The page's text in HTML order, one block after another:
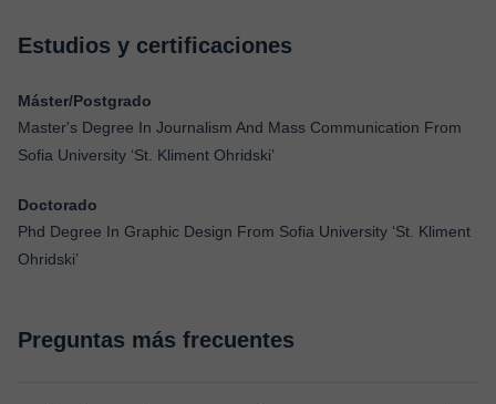
Estudios y certificaciones
Máster/Postgrado
Master's Degree In Journalism And Mass Communication From
Sofia University ‘St. Kliment Ohridski’
Doctorado
Phd Degree In Graphic Design From Sofia University ‘St. Kliment
Ohridski’
Preguntas más frecuentes